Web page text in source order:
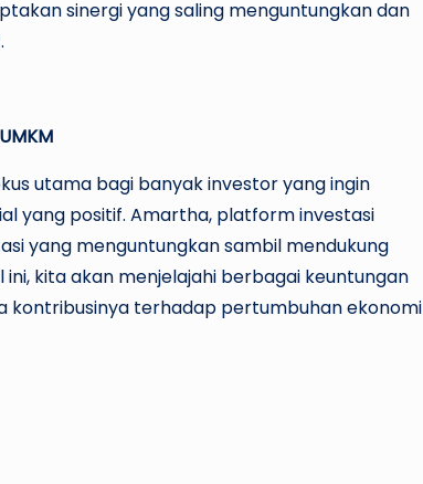
sinergi yang saling menguntungkan dan
utama bagi banyak investor yang ingin
yang positif. Amartha, platform investasi
yang menguntungkan sambil mendukung
kita akan menjelajahi berbagai keuntungan
kontribusinya terhadap pertumbuhan ekonomi